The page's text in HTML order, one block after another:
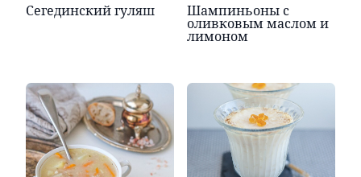
Сегединский гуляш Шампиньоны с
оливковым маслом и
лимоном